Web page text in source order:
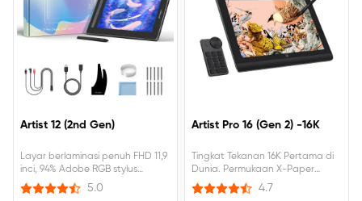
Artist 12 (2nd Gen)
Layar berlaminasi penuh FHD 11,9
inci, 94% Adobe RGB stylus
bertenaga X3, 3 gram tekanan
aktivasi awal
5.0
Artist Pro 16 (Gen 2) -16K
Tingkat Tekanan 16K Pertama di
Dunia. Permukaan X-Paper
Terbaik untuk Kreasi Imersif.
Bersertifikat TÜV SÜD, cahaya
4.7